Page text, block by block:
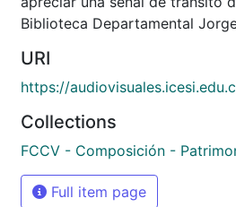
Biblioteca Departamental
URI
https://
Collections
FCCV - Composición -
Full item page